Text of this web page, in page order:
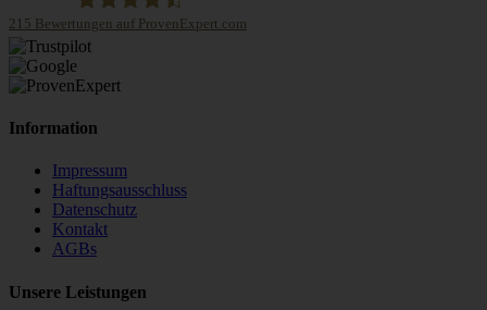
STEUBEL Steuergeräte Annahme Filiale MBE 0214
215 Bewertungen auf ProvenExpert.com
Information
Impressum
Haftungsausschluss
Datenschutz
Kontakt
AGBs
Unsere Leistungen